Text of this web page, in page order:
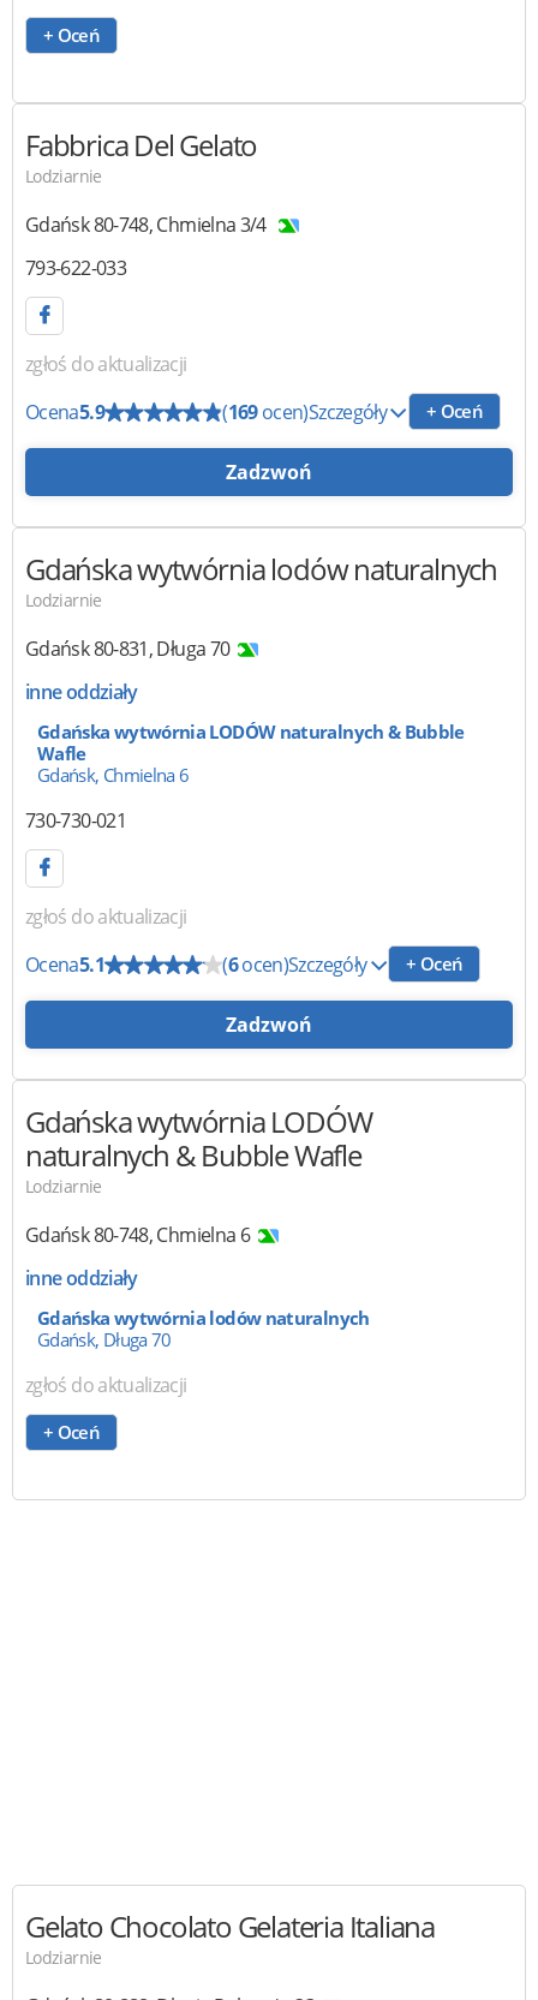
+ Oceń
Fabbrica Del Gelato
Lodziarnie
Gdańsk80-748,Chmielna 3/4
793-622-033
zgłoś do aktualizacji
Ocena5.9 (169ocen)Szczegóły + Oceń
Zadzwoń
Gdańska wytwórnia lodów naturalnych
Lodziarnie
Gdańsk80-831,Długa 70
inne oddziały
Gdańska wytwórnia LODÓW naturalnych & Bubble
Wafle
Gdańsk, Chmielna 6
730-730-021
zgłoś do aktualizacji
Ocena5.1 (6ocen)Szczegóły + Oceń
Zadzwoń
Gdańska wytwórnia LODÓW
naturalnych & Bubble Wafle
Lodziarnie
Gdańsk80-748,Chmielna 6
inne oddziały
Gdańska wytwórnia lodów naturalnych
Gdańsk, Długa 70
zgłoś do aktualizacji
+ Oceń
Gelato ChocolatoGelateria Italiana
Lodziarnie